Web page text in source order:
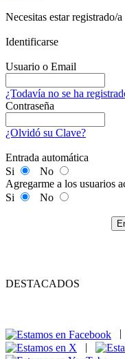
Necesitas estar registrado/
Identificarse
Usuario o Email
¿Todavía no se ha
Contraseña
¿Olvidó su Clave?
Entrada automática
Si
No
Agregarme a los usuarios
Si
No
DESTACADOS
|